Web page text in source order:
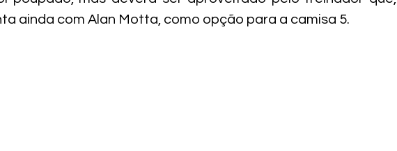
ainda com Alan Motta, como opção para a camisa 5.